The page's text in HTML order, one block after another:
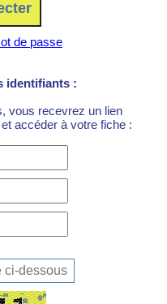
de passe
identifiants :
vous recevrez un lien
accéder à votre fiche :